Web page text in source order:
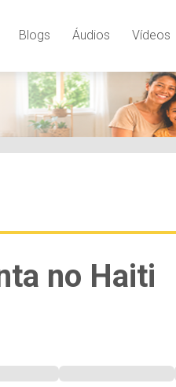
Blogs Áudios Vídeos
no Haiti